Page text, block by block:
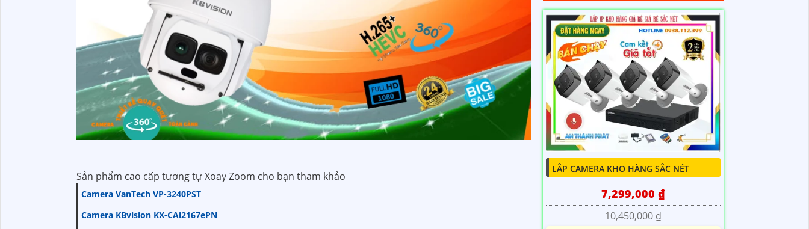
Sản phẩm cao cấp tương tự Xoay Zoom cho bạn tham khảo
Camera VanTech VP-3240PST
Camera KBvision KX-CAi2167ePN
LẮP CAMERA KHO HÀNG SẮC NÉT
7,299,000 ₫
10,450,000 ₫